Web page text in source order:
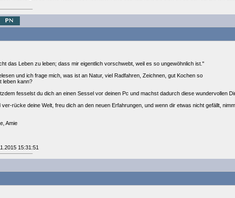
das Leben zu leben; dass mir eigentlich vorschwebt, weil es so ungewöhnlich ist."
und ich frage mich, was ist an Natur, viel Radfahren, Zeichnen, gut Kochen so
leben kann?
fesselst du dich an einen Sessel vor deinen Pc und machst dadurch diese wundervollen
rücke deine Welt, freu dich an den neuen Erfahrungen, und wenn dir etwas nicht gefällt,
Amie
15:31:51